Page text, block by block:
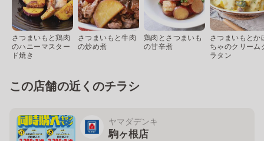
さつまいもと鶏肉
のハニーマスター
ド焼き
さつまいもと牛肉
の炒め煮
鶏肉とさつまいも
の甘辛煮
さつまいもとか
ちゃのクリーム
ラタン
この店舗の近くのチラシ
ヤマダデンキ
駒ヶ根店